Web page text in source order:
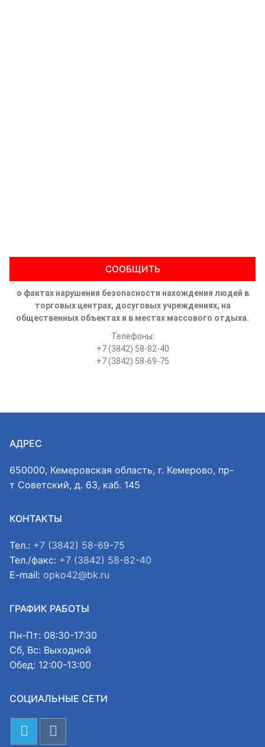
СООБЩИТЬ
о фактах нарушения безопасности нахождения людей в
торговых центрах, досуговых учреждениях, на
общественных объектах и в местах массового отдыха.
Телефоны:
+7 (3842) 58-82-40
+7 (3842) 58-69-75
АДРЕС
650000, Кемеровская область, г. Кемерово, пр-
т Советский, д. 63, каб. 145
КОНТАКТЫ
Тел.: +7 (3842) 58-69-75
Тел./факс: +7 (3842) 58-82-40
E-mail: opko42@bk.ru
ГРАФИК РАБОТЫ
Пн-Пт: 08:30-17:30
Сб, Вс: Выходной
Обед: 12:00-13:00
СОЦИАЛЬНЫЕ СЕТИ